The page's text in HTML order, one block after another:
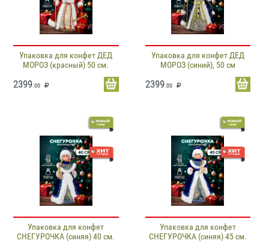
Упаковка для конфет ДЕД
МОРОЗ (красный) 50 см.
2399 .00
Упаковка для конфет ДЕД
МОРОЗ (синий), 50 см
2399.00
Упаковка для конфет
СНЕГУРОЧКА (синяя) 40 см.
Упаковка для конфет
СНЕГУРОЧКА (синяя) 45 см.